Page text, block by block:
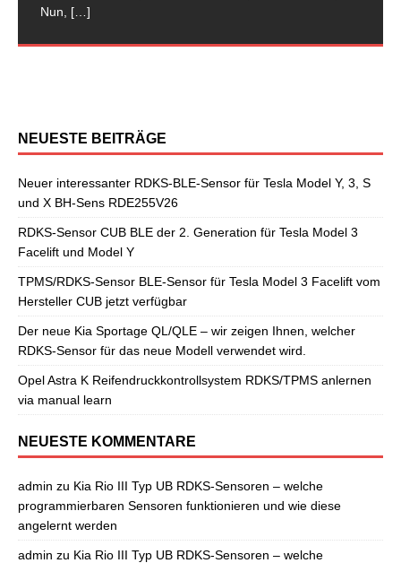
Nun, […]
und Model Y VS-62T039Q Tesla ist ja bekanntlich
ein aktivies Reifendruckkontrollsystem mit RDKS-
Wie auch schon vom Vorgängermodell bekannt, wird
TL/TLE auf dem Markt gekommen. Der neue Tucson
bereits über den neuen Renault Kadjar und seiner
Opel Karl schon Programmiermöglichkeiten für
NEUESTE BEITRÄGE
Neuer interessanter RDKS-BLE-Sensor für Tesla Model Y, 3, S
und X BH-Sens RDE255V26
RDKS-Sensor CUB BLE der 2. Generation für Tesla Model 3
Facelift und Model Y
TPMS/RDKS-Sensor BLE-Sensor für Tesla Model 3 Facelift vom
Hersteller CUB jetzt verfügbar
Der neue Kia Sportage QL/QLE – wir zeigen Ihnen, welcher
RDKS-Sensor für das neue Modell verwendet wird.
Opel Astra K Reifendruckkontrollsystem RDKS/TPMS anlernen
via manual learn
NEUESTE KOMMENTARE
admin zu Kia Rio III Typ UB RDKS-Sensoren – welche
programmierbaren Sensoren funktionieren und wie diese
angelernt werden
admin zu Kia Rio III Typ UB RDKS-Sensoren – welche